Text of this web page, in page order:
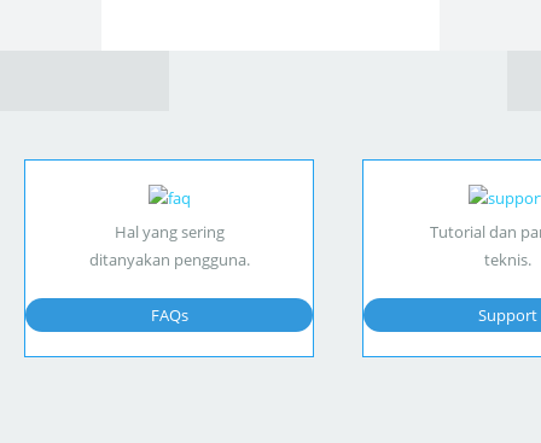
Hal yang sering
ditanyakan pengguna.
FAQs
Tutorial dan
teknis.
Support